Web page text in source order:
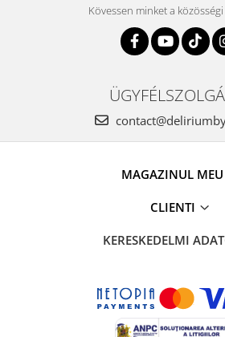
Kövessen minket a
MAGAZINUL MEU
CLIENTI
KERESKEDELMI